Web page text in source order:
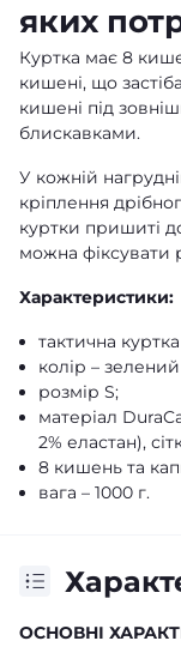
яких
Куртка має 8
кишені, що
кишені під
блискавками.
У кожній
кріплення
куртки пришиті
можна фіксувати
Характеристики:
тактична
колір –
розмір S;
матеріал
2% еластан),
8 кишень та
вага – 1000 г.
ОСНОВНІ